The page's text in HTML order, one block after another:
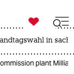

taz zahl ich
in
plant